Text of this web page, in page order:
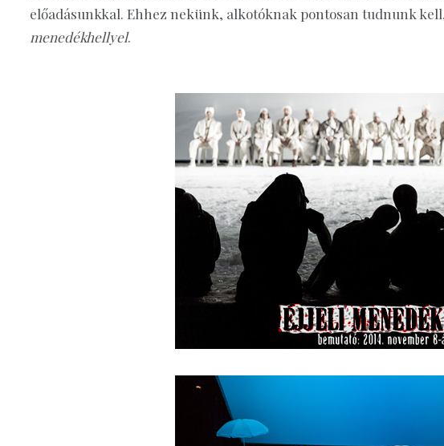
előadásunkkal. Ehhez nekünk, alkotóknak pontosan tudnunk
menedékhellyel.